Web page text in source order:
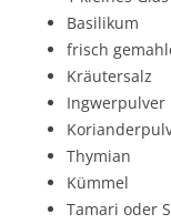
Basilikum
frisch
Kräutersalz
Ingwerpulver
Thymian
Kümmel
Tamari oder